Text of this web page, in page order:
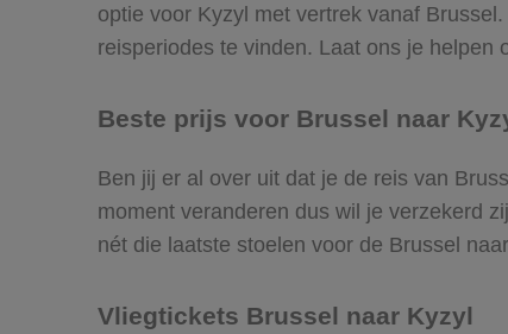
optie voor Kyzyl met vertrek vanaf
reisperiodes te vinden. Laat ons je helpen
Beste prijs voor Brussel naar
Ben jij er al over uit dat je de reis van
moment veranderen dus wil je verzekerd
nét die laatste stoelen voor de Brussel
Vliegtickets Brussel naar Kyzyl